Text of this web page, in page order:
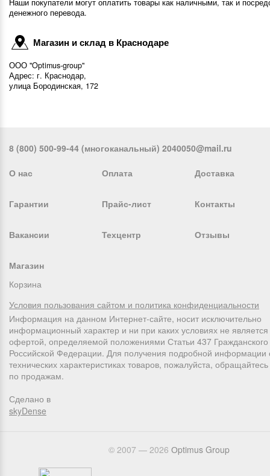
Наши покупатели могут оплатить товары как наличными, так и
денежного перевода.
Магазин и склад в Краснодаре
ООО "Optimus-group"
Адрес: г. Краснодар,
улица Бородинская, 172
8 (800) 500-99-44 (многоканальный) 2040050@mail.ru
О нас Оплата Доставка
Гарантии Прайс-лист Контакты
Вакансии Техцентр Отзывы
Магазин
Корзина
Условия пользования сайтом и политика конфиденциальности
Информация на данном Интернет-сайте, носит исключительно
информационный характер и ни при каких условиях не
офертой, определяемой положениями Статьи 437 Гражданского
Российской Федерации. Для получения подробной информации
технических характеристиках товаров, пожалуйста,
по продажам.
Сделано в
skyDense
© 2007 — 2026 Оptimus Group